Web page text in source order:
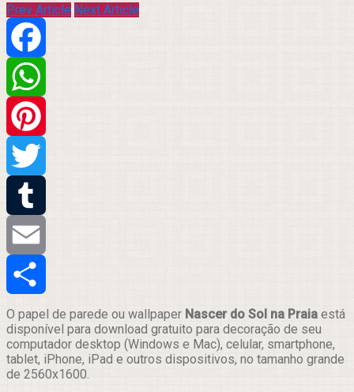
Prev Article Next Article
Facebook
WhatsApp
Pinterest
Twitter
Tumblr
Email
Compartilhar
O papel de parede ou wallpaper Nascer do Sol na Praia está
disponível para download gratuito para decoração de seu
computador desktop (Windows e Mac), celular, smartphone,
tablet, iPhone, iPad e outros dispositivos, no tamanho grande
de 2560x1600.